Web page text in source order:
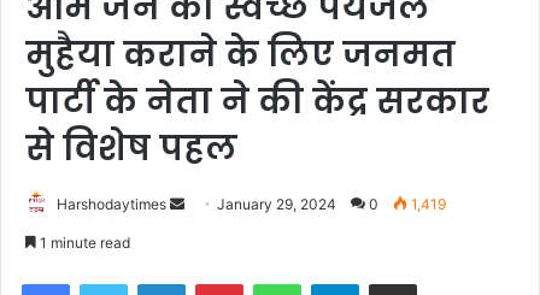
मुहैया कराने के लिए जनमत
पार्टी के नेता ने की केंद्र सरकार
से विशेष पहल
Harshodaytimes
SendJanuary 29, 2024 0 1,419
1 minute read
FacebookTwitter LinkedInPinterestWhatsAppTelegramShare via Email